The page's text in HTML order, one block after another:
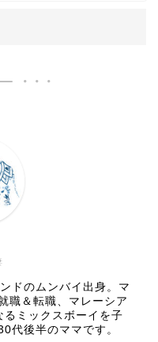
ドのムンバイ出身。マ
職＆転職、マレーシア
ミックスボーイを子
代後半のママです。